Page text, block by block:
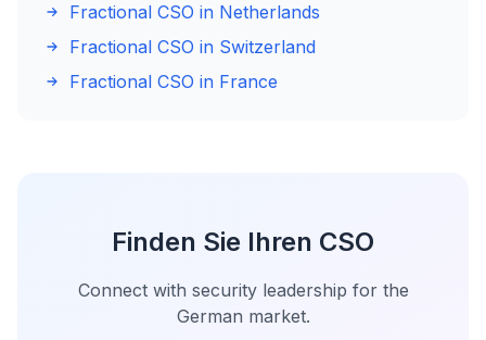
Fractional CSO in Netherlands
Fractional CSO in Switzerland
Fractional CSO in France
Finden Sie Ihren CSO
Connect with security leadership for the
German market.